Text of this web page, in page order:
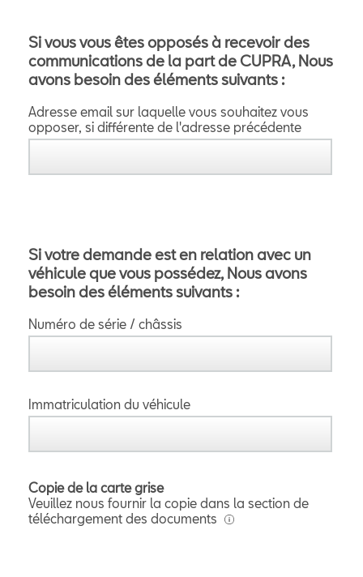
Si vous vous êtes opposés à recevoir des
communications de la part de CUPRA, Nous
avons besoin des éléments suivants :
Adresse email sur laquelle vous souhaitez vous
opposer, si différente de l'adresse précédente
Si votre demande est en relation avec un
véhicule que vous possédez, Nous avons
besoin des éléments suivants :
Numéro de série / châssis
Immatriculation du véhicule
Copie de la carte grise
Veuillez nous fournir la copie dans la section de
téléchargement des documents